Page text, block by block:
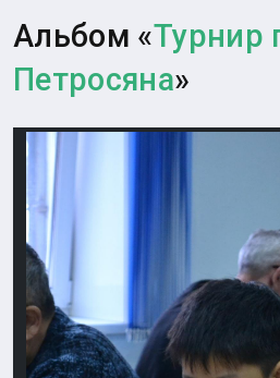
Альбом «Турнир
Петросяна»